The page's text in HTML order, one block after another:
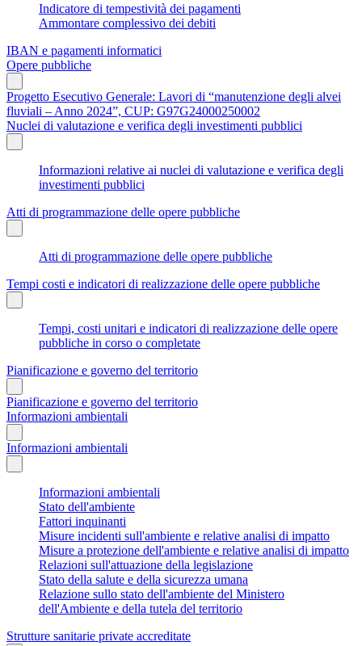
Indicatore di tempestività dei pagamenti
Ammontare complessivo dei debiti
IBAN e pagamenti informatici
Opere pubbliche
Progetto Esecutivo Generale: Lavori di “manutenzione degli alvei
fluviali – Anno 2024”, CUP: G97G24000250002
Nuclei di valutazione e verifica degli investimenti pubblici
Informazioni relative ai nuclei di valutazione e verifica degli
investimenti pubblici
Atti di programmazione delle opere pubbliche
Atti di programmazione delle opere pubbliche
Tempi costi e indicatori di realizzazione delle opere pubbliche
Tempi, costi unitari e indicatori di realizzazione delle opere
pubbliche in corso o completate
Pianificazione e governo del territorio
Pianificazione e governo del territorio
Informazioni ambientali
Informazioni ambientali
Informazioni ambientali
Stato dell'ambiente
Fattori inquinanti
Misure incidenti sull'ambiente e relative analisi di impatto
Misure a protezione dell'ambiente e relative analisi di impatto
Relazioni sull'attuazione della legislazione
Stato della salute e della sicurezza umana
Relazione sullo stato dell'ambiente del Ministero
dell'Ambiente e della tutela del territorio
Strutture sanitarie private accreditate